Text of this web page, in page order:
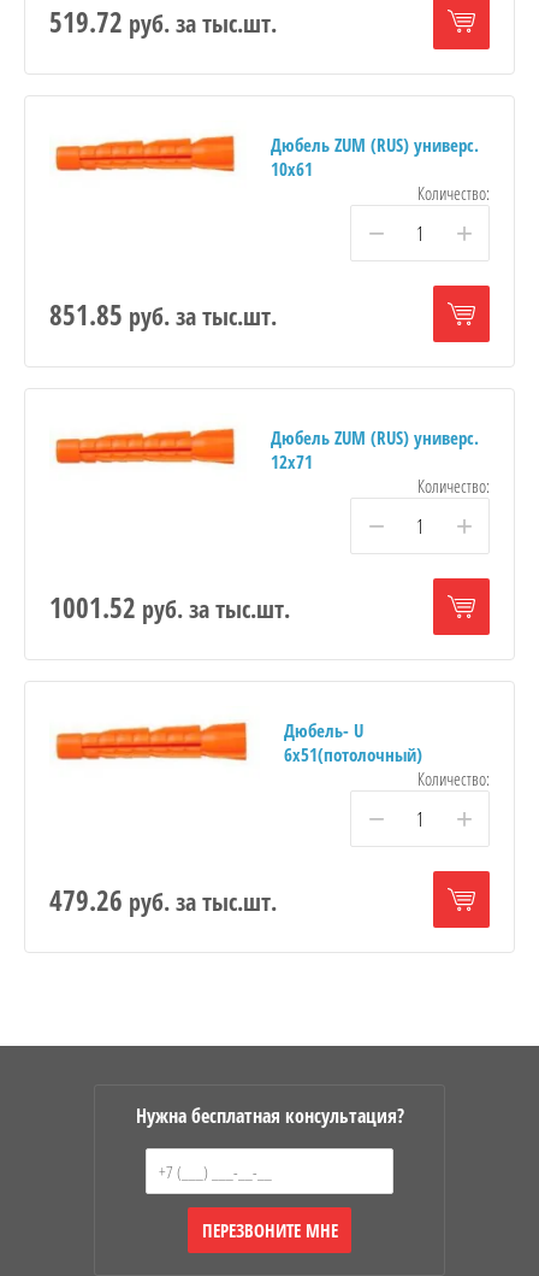
519.72 руб.за тыс.шт.
Дюбель ZUM (RUS) универс.
10х61
Количество:
− +
851.85 руб.за тыс.шт.
Дюбель ZUM (RUS) универс.
12х71
Количество:
− +
1001.52 руб.за тыс.шт.
Дюбель- U
6х51(потолочный)
Количество:
− +
479.26 руб.за тыс.шт.
Нужна бесплатная консультация?
ПЕРЕЗВОНИТЕ МНЕ